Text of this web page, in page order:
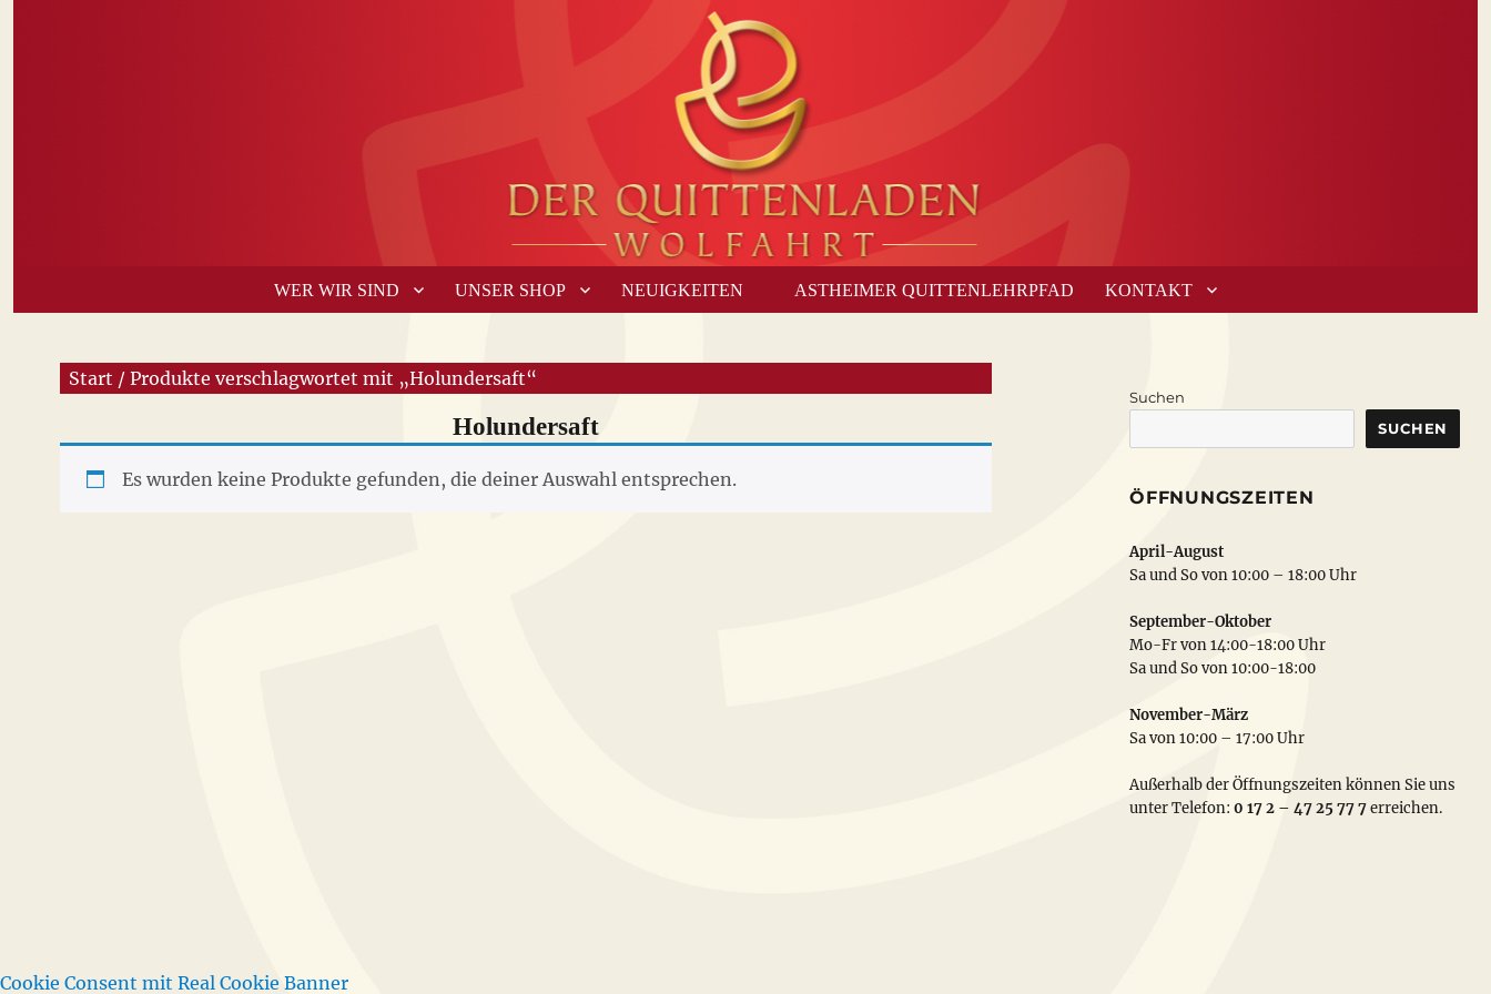
WER WIR SIND UNSER SHOP NEUIGKEITEN ASTHEIMER QUITTENLEHRPFAD KONTAKT
Start / Produkte verschlagwortet mit „Holundersaft“
Holundersaft
Es wurden keine Produkte gefunden, die deiner Auswahl entsprechen.
Suchen
SUCHEN
ÖFFNUNGSZEITEN
April-August
Sa und So von 10:00 – 18:00 Uhr
September-Oktober
Mo-Fr von 14:00-18:00 Uhr
Sa und So von 10:00-18:00
November-März
Sa von 10:00 – 17:00 Uhr
Außerhalb der Öffnungszeiten können Sie uns
unter Telefon: 0 17 2 – 47 25 77 7erreichen.
Cookie Consent mit Real Cookie Banner